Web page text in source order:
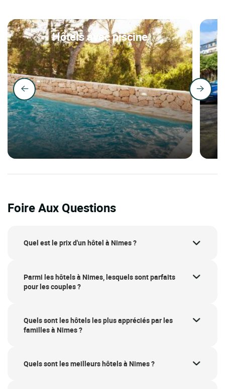
Hôtels avec piscine
Foire Aux Questions
Quel est le prix d'un hôtel à Nimes ?
Parmi les hôtels à Nimes, lesquels sont parfaits
pour les couples ?
Quels sont les hôtels les plus appréciés par les
familles à Nimes ?
Quels sont les meilleurs hôtels à Nimes ?